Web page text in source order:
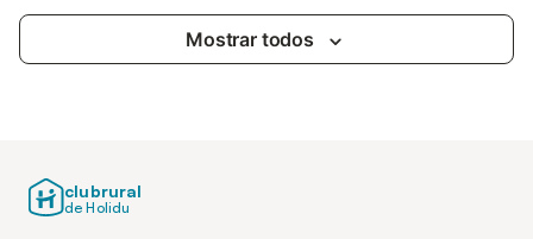
Mostrar todos
clubrural
de Holidu